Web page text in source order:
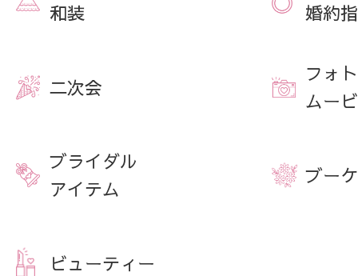
和装
婚約
二次会
フォト
ムー
ブライダル
アイテム
ブーケ
ビューティー